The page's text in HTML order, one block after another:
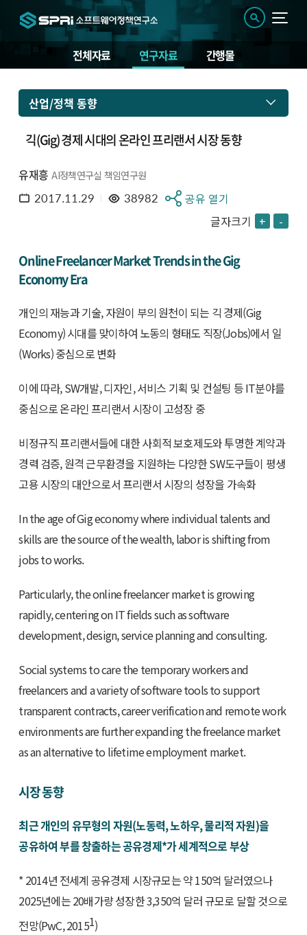
전체자료 연구자료 간행물
산업/정책 동향
긱(Gig) 경제 시대의 온라인 프리랜서 시장 동향
유재흥 AI정책연구실 책임연구원
2017.11.29 38982
공유 열기
글자크기 + -
Online Freelancer Market Trends in the Gig
Economy Era
개인의 재능과 기술, 자원이 부의 원천이 되는 긱 경제(Gig
Economy) 시대를 맞이하여 노동의 형태도 직장(Jobs)에서 일
(Works) 중심으로 변화
이에 따라, SW개발, 디자인, 서비스 기획 및 컨설팅 등 IT분야를
중심으로 온라인 프리랜서 시장이 고성장 중
비정규직 프리랜서들에 대한 사회적 보호제도와 투명한 계약과
경력 검증, 원격 근무환경을 지원하는 다양한 SW도구들이 평생
고용 시장의 대안으로서 프리랜서 시장의 성장을 가속화
In the age of Gig economy where individual talents and
skills are the source of the wealth, labor is shifting from
jobs to works.
Particularly, the online freelancer market is growing
rapidly, centering on IT fields such as software
development, design, service planning and consulting.
Social systems to care the temporary workers and
freelancers and a variety of software tools to support
transparent contracts, career verification and remote work
environments are further expanding the freelance market
as an alternative to lifetime employment market.
시장 동향
최근 개인의 유무형의 자원(노동력, 노하우, 물리적 자원)을
공유하여 부를 창출하는 공유경제*가 세계적으로 부상
* 2014년 전세계 공유경제 시장규모는 약 150억 달러였으나
2025년에는 20배가량 성장한 3,350억 달러 규모로 달할 것으로
전망(PwC, 20151)